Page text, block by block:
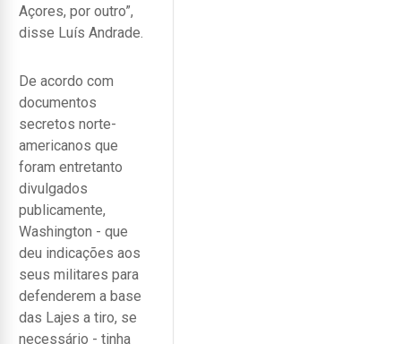
Açores, por outro”,
disse Luís Andrade.
De acordo com
documentos
secretos norte-
americanos que
foram entretanto
divulgados
publicamente,
Washington - que
deu indicações aos
seus militares para
defenderem a base
das Lajes a tiro, se
necessário - tinha